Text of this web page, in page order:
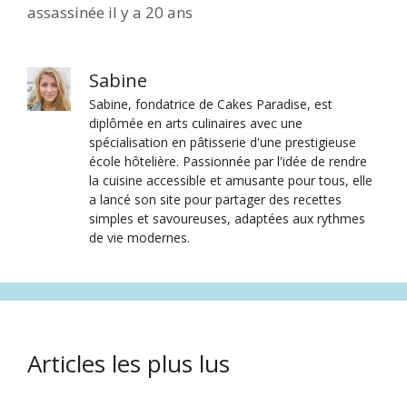
assassinée il y a 20 ans
Sabine
Sabine, fondatrice de Cakes Paradise, est
diplômée en arts culinaires avec une
spécialisation en pâtisserie d'une prestigieuse
école hôtelière. Passionnée par l'idée de rendre
la cuisine accessible et amusante pour tous, elle
a lancé son site pour partager des recettes
simples et savoureuses, adaptées aux rythmes
de vie modernes.
Articles les plus lus